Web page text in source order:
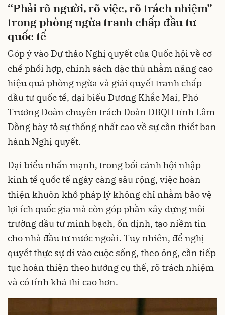
“Phải rõ người, rõ việc, rõ trách nhiệm”
trong phòng ngừa tranh chấp đầu tư
quốc tế
Góp ý vào Dự thảo Nghị quyết của Quốc hội về cơ
chế phối hợp, chính sách đặc thù nhằm nâng cao
hiệu quả phòng ngừa và giải quyết tranh chấp
đầu tư quốc tế, đại biểu Dương Khắc Mai, Phó
Trưởng Đoàn chuyên trách Đoàn ĐBQH tỉnh Lâm
Đồng bày tỏ sự thống nhất cao về sự cần thiết ban
hành Nghị quyết.
Đại biểu nhấn mạnh, trong bối cảnh hội nhập
kinh tế quốc tế ngày càng sâu rộng, việc hoàn
thiện khuôn khổ pháp lý không chỉ nhằm bảo vệ
lợi ích quốc gia mà còn góp phần xây dựng môi
trường đầu tư minh bạch, ổn định, tạo niềm tin
cho nhà đầu tư nước ngoài. Tuy nhiên, để nghị
quyết thực sự đi vào cuộc sống, theo ông, cần tiếp
tục hoàn thiện theo hướng cụ thể, rõ trách nhiệm
và có tính khả thi cao hơn.